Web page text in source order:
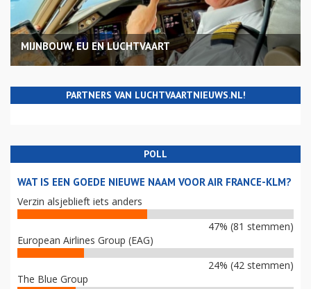
MIJNBOUW, EU EN LUCHTVAART
PARTNERS VAN LUCHTVAARTNIEUWS.NL!
POLL
WAT IS EEN GOEDE NIEUWE NAAM VOOR AIR FRANCE-KLM?
Verzin alsjeblieft iets anders
47% (81 stemmen)
European Airlines Group (EAG)
24% (42 stemmen)
The Blue Group